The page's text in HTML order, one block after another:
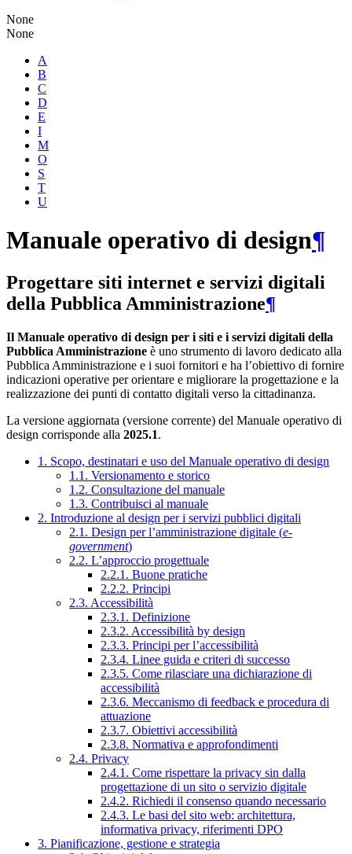
None
None
A
B
C
D
E
I
M
O
S
T
U
Manuale operativo di design¶
Progettare siti internet e servizi digitali
della Pubblica Amministrazione¶
Il Manuale operativo di design per i siti e i servizi digitali della
Pubblica Amministrazione è uno strumento di lavoro dedicato alla
Pubblica Amministrazione e i suoi fornitori e ha l’obiettivo di fornire
indicazioni operative per orientare e migliorare la progettazione e la
realizzazione dei punti di contatto digitali verso la cittadinanza.
La versione aggiornata (versione corrente) del Manuale operativo di
design corrisponde alla 2025.1.
1. Scopo, destinatari e uso del Manuale operativo di design
1.1. Versionamento e storico
1.2. Consultazione del manuale
1.3. Contribuisci al manuale
2. Introduzione al design per i servizi pubblici digitali
2.1. Design per l’amministrazione digitale (e-
government)
2.2. L’approccio progettuale
2.2.1. Buone pratiche
2.2.2. Principi
2.3. Accessibilità
2.3.1. Definizione
2.3.2. Accessibilità by design
2.3.3. Principi per l’accessibilità
2.3.4. Linee guida e criteri di successo
2.3.5. Come rilasciare una dichiarazione di
accessibilità
2.3.6. Meccanismo di feedback e procedura di
attuazione
2.3.7. Obiettivi accessibilità
2.3.8. Normativa e approfondimenti
2.4. Privacy
2.4.1. Come rispettare la privacy sin dalla
progettazione di un sito o servizio digitale
2.4.2. Richiedi il consenso quando necessario
2.4.3. Le basi del sito web: architettura,
informativa privacy, riferimenti DPO
3. Pianificazione, gestione e strategia